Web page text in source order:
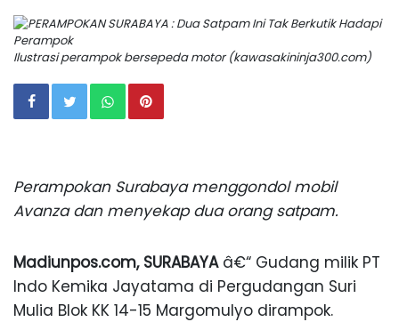
Ilustrasi perampok bersepeda motor (kawasakininja300.com)
Perampokan Surabaya menggondol mobil
Avanza dan menyekap dua orang satpam.
Madiunpos.com, SURABAYAâ€“ Gudang milik PT
Indo Kemika Jayatama di Pergudangan Suri
Mulia Blok KK 14-15 Margomulyo dirampok.